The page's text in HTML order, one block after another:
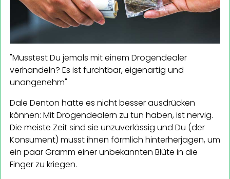
"Musstest Du jemals mit einem Drogendealer
verhandeln? Es ist furchtbar, eigenartig und
unangenehm"
Dale Denton hätte es nicht besser ausdrücken
können: Mit Drogendealern zu tun haben, ist nervig.
Die meiste Zeit sind sie unzuverlässig und Du (der
Konsument) musst ihnen förmlich hinterherjagen, um
ein paar Gramm einer unbekannten Blüte in die
Finger zu kriegen.